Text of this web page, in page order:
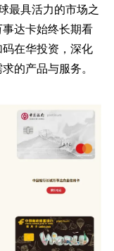
最具活力的市场之
达卡始终长期看
在华投资，深化
的产品与服务。